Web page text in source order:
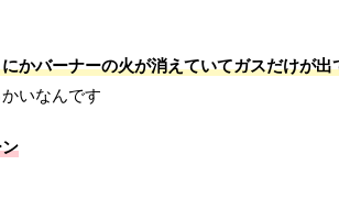
かバーナーの火が消えていてガスだけが
いなんです